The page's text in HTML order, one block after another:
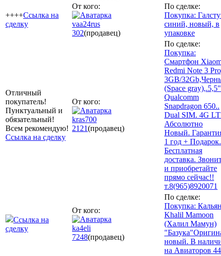
++++Ссылка на
сделку
От кого:
vaa24rus
302(продавец)
По сделке:
Покупка:
синий, новый, в
упаковке
Отличный
покупатель!
Пунктуальный и
обязательный!
Всем рекомендую!
Ссылка на сделку
От кого:
kras700
2121(продавец)
По сделке:
Покупка:
Смартфон
Redmi Note 3
3GB/
(Space gray),.5,5"
Qualcomm
Snapdragon 650..
Dual SIM. 4G
Абсолютно
Новый.
1 год + Подарок.
Бесплатная
доставка.
и приобретайте
прямо сейчас!!
т.8(965)8920071
Ссылка на
сделку
От кого:
ka4eli
7248(продавец)
По сделке:
Покупка:
Khalil Mamoon
(Халил Мамун)
новый. В
на Авиаторов